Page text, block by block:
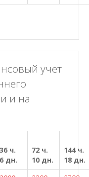
учет
и на
36 ч.
6 дн.
72 ч.
10 дн.
144 ч.
18 дн.